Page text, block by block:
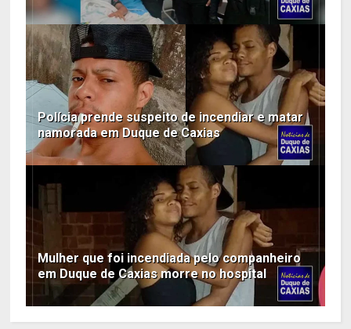
Polícia prende suspeito de incendiar e matar
namorada em Duque de Caxias
Mulher que foi incendiada pelo companheiro
em Duque de Caxias morre no hospital